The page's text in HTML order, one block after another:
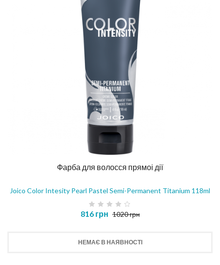
Фарба для волосся прямоі дії
Joico Color Intesity Pearl Pastel Semi-Permanent Titanium 118ml
816 грн 1020 грн
НЕМАЄ В НАЯВНОСТІ